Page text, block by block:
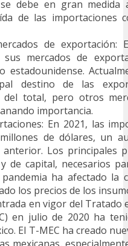
debe en gran
de las importaciones
de exportación:
mercados de
estadounidense.
destino de las
del total, pero otros
importancia.
En 2021, las
de dólares, un
Los principales
de capital, necesarios
ha afectado la
los precios de los
en vigor del Tratado
en julio de 2020 ha
El T-MEC ha creado